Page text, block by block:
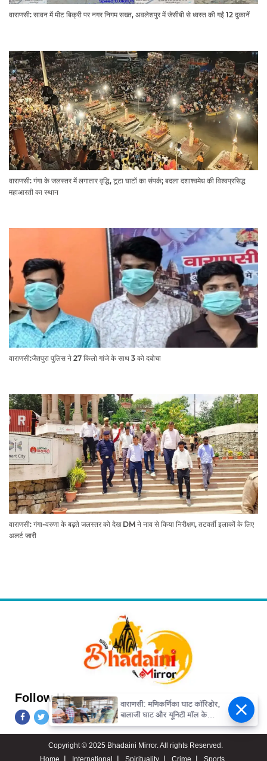
वाराणसी: सावन में मीट बिक्री पर नगर निगम सख्त, अवलेशपुर में जेसीबी से ध्वस्त की गईं 12 दुकानें
वाराणसी: गंगा के जलस्तर में लगातार वृद्धि, टूटा घाटों का संपर्क; बदला दशाश्वमेध की विश्वप्रसिद्ध
महाआरती का स्थान
वाराणसी:जैतपुरा पुलिस ने 27 किलो गांजे के साथ 3 को दबोचा
वाराणसी: गंगा-वरुणा के बढ़ते जलस्तर को देख DM ने नाव से किया निरीक्षण, तटवर्ती इलाकों के लिए
अलर्ट जारी
Follow Us
Copyright © 2025 Bhadaini Mirror. All rights Reserved.
वाराणसी: मणिकर्णिका घाट कॉरिडोर,
बालाजी घाट और यूनिटी मॉल के
निर्माण कार्य का DM ने लिया जायजा